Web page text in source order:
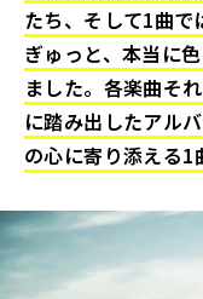
たち、そして1曲で
ぎゅっと、本当に
ました。各楽曲そ
に踏み出したアル
の心に寄り添える1